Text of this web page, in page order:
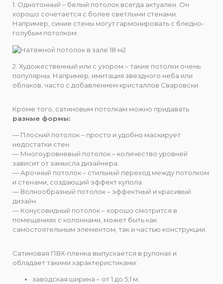
1. Однотонный – белый потолок всегда актуален. Он
хорошо сочетается с более светлыми стенами.
Например, синие стены могут гармонировать с бледно-
голубым потолком.
2. Художественный или с узором – такие потолки очень
популярны. Например, имитация звездного неба или
облаков, часто с добавлением кристаллов Сваровски.
Кроме того, сатиновым потолкам можно придавать
разные формы:
— Плоский потолок – просто и удобно маскирует
недостатки стен.
— Многоуровневый потолок – количество уровней
зависит от замысла дизайнера.
— Арочный потолок – стильный переход между потолком
и стенами, создающий эффект купола.
— Волнообразный потолок – эффектный и красивый
дизайн.
— Конусовидный потолок – хорошо смотрится в
помещениях с колоннами, может быть как
самостоятельным элементом, так и частью конструкции.
Сатиновая ПВХ-пленка выпускается в рулонах и
обладает такими характеристиками:
заводская ширина – от 1 до 5,1 м;